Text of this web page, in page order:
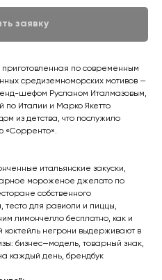
заявку
приготовленная по современным
средиземноморских мотивов —
шефом Русланом Италмазовым,
по Италии и Марко Якетто
из детства, что послужило
«Сорренто».
итальянские закуски,
мороженое джелато по
собственного
тесто для равиоли и пиццы,
лимончелло бесплатно, как и
негрони выдерживают в
бизнес—модель, товарный знак,
каждый день, брендбук